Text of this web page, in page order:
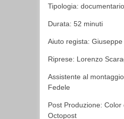
Tipologia: documentario
Durata: 52 minuti
Aiuto regista:
Riprese: Lorenzo
Assistente al
Fedele
Post Produzione: Color
Octopost